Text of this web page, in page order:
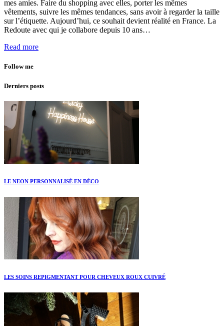
mes amies. Faire du shopping avec elles, porter les mêmes
vêtements, suivre les mêmes tendances, sans avoir à regarder la taille
sur l’étiquette. Aujourd’hui, ce souhait devient réalité en France. La
Redoute avec qui je collabore depuis 10 ans…
Read more
Follow me
Derniers posts
LE NEON PERSONNALISÉ EN DÉCO
LES SOINS REPIGMENTANT POUR CHEVEUX ROUX CUIVRÉ